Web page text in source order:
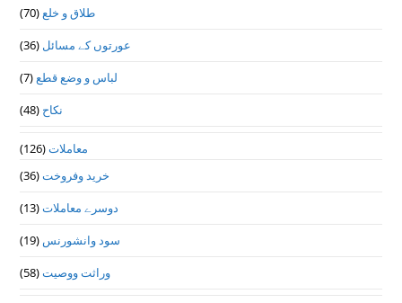
طلاق و خلع(70)
عورتوں کے مسائل (36)
لباس و وضع قطع(7)
نکاح (48)
معاملات(126)
خرید وفروخت(36)
دوسرے معاملات(13)
سود وانشورنس (19)
وراثت ووصيت(58)